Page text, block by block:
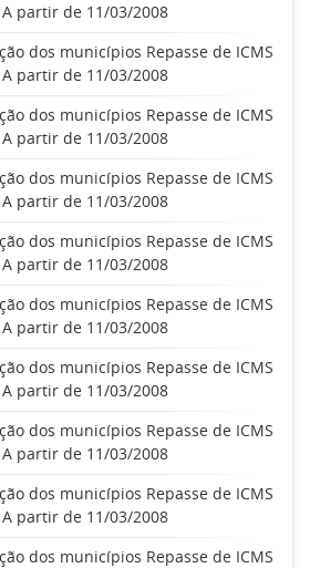
A partir de 11/03/2008
dos municípios Repasse de ICMS
A partir de 11/03/2008
dos municípios Repasse de ICMS
A partir de 11/03/2008
dos municípios Repasse de ICMS
A partir de 11/03/2008
dos municípios Repasse de ICMS
A partir de 11/03/2008
dos municípios Repasse de ICMS
A partir de 11/03/2008
dos municípios Repasse de ICMS
A partir de 11/03/2008
dos municípios Repasse de ICMS
A partir de 11/03/2008
dos municípios Repasse de ICMS
A partir de 11/03/2008
dos municípios Repasse de ICMS